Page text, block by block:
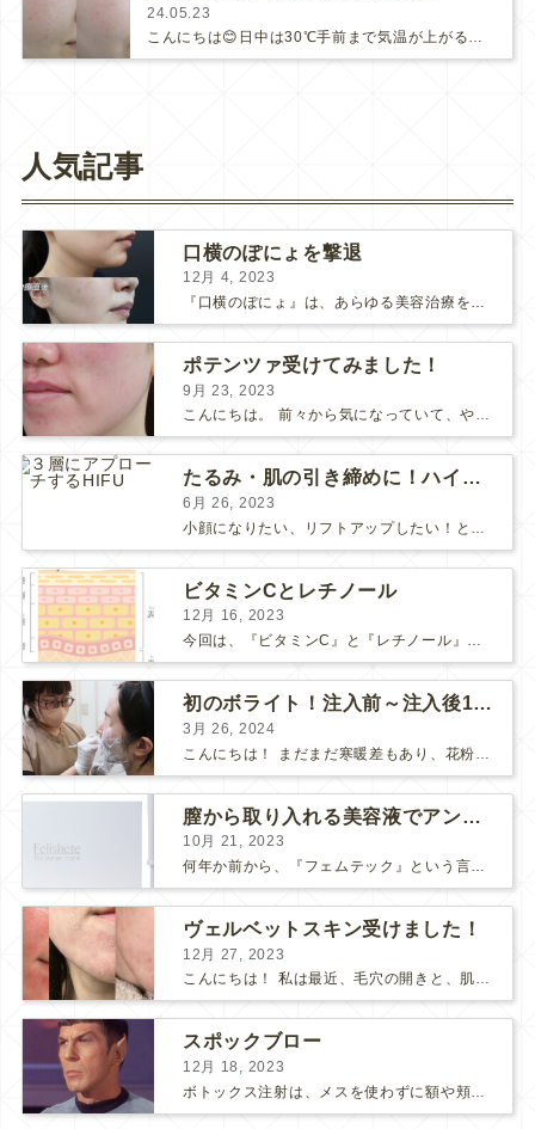
24.05.23
こんにちは😊日中は30℃手前まで気温が上がる日もあり、日差しも強く、夏が近づいてきている感じがしますね☀️明日も東京は"真夏日"…
人気記事
口横のぽにょを撃退
12月 4, 2023
『口横のぽにょ』は、あらゆる美容治療を行ってもなかなか良くならないことで有名ですね。 糸リフトは口横にフォーカスするのは難しいですし、ショッピングスレッドを毎月受けるにはコストがかかります… ...
ポテンツァ受けてみました！
9月 23, 2023
こんにちは。 前々から気になっていて、やってみたい！ と思っていたポテンツァが当院に導入され私も体験してみました♪ 施術をする看護師として、ポテンツァとは何かをお伝えできればいいなと思い...
たるみ・肌の引き締めに！ハイフとポテンツァどっちがいい？
6月 26, 2023
小顔になりたい、リフトアップしたい！という方で、 HIFUにしようか、 ポテンツァにしようか、 と迷っている方も多いようです。 HIFUもポテンツァも、たるみや肌の引き締め効果のある人気の...
ビタミンCとレチノール
12月 16, 2023
今回は、『ビタミンC』と『レチノール』についてお話しします。 “美肌成分”の代表的な存在である「ビタミンC」と「レチノール」 美容意識の高い皆さまなら耳にしたことがあると思います。 それ...
初のボライト！注入前～注入後1週間の感想
3月 26, 2024
膣から取り入れる美容液でアンチエイジング
10月 21, 2023
何年か前から、『フェムテック』という言葉をよく耳にするようになりました。 フェムテックは、月経や出産、不妊、更年期など女性特有の健康課題をサポートするツールとして注目されていますね。 フェ...
ヴェルベットスキン受けました！
12月 27, 2023
こんにちは！ 私は最近、毛穴の開きと、肌のごわつきが気になって、なんとかお肌をツヤツヤにしたいな〜と思っていました… そこで！ダーマペン『ヴェルベットスキン』を受けました♪ 経過ごとに写...
スポックブロー
12月 18, 2023